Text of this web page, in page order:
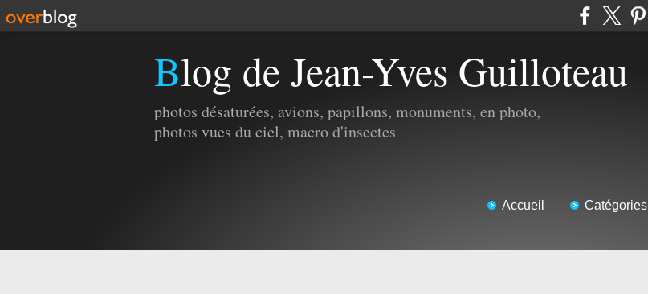
Blog de Jean-Yves Guilloteau
photos désaturées, avions, papillons, monuments, en photo,
photos vues du ciel, macro d'insectes
Accueil Catégories